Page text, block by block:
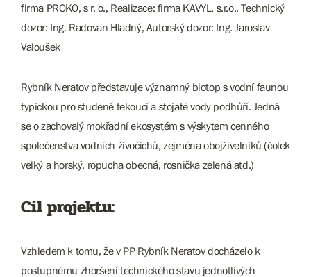
firma PROKO, s r. o., Realizace: firma KAVYL, s.r.o., Technický
dozor: Ing. Radovan Hladný, Autorský dozor: Ing. Jaroslav
Valoušek
Rybník Neratov představuje významný biotop s vodní faunou
typickou pro studené tekoucí a stojaté vody podhůří. Jedná
se o zachovalý mokřadní ekosystém s výskytem cenného
společenstva vodních živočichů, zejména obojživelníků (čolek
velký a horský, ropucha obecná, rosnička zelená atd.)
Cíl projektu:
Vzhledem k tomu, že v PP Rybník Neratov docházelo k
postupnému zhoršení technického stavu jednotlivých